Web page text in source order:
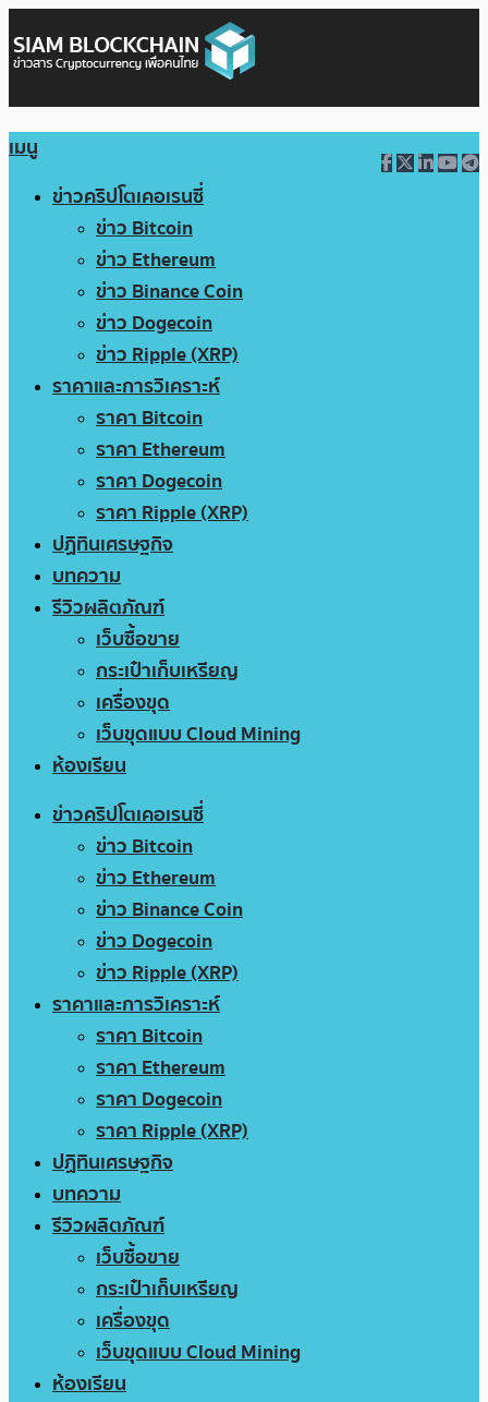
เมนู
ข่าวคริปโตเคอเรนซี่
ข่าว Bitcoin
ข่าว Ethereum
ข่าว Binance Coin
ข่าว Dogecoin
ข่าว Ripple (XRP)
ราคาและการวิเคราะห์
ราคา Bitcoin
ราคา Ethereum
ราคา Dogecoin
ราคา Ripple (XRP)
ปฏิทินเศรษฐกิจ
บทความ
รีวิวผลิตภัณฑ์
เว็บซื้อขาย
กระเป๋าเก็บเหรียญ
เครื่องขุด
เว็บขุดแบบ Cloud Mining
ห้องเรียน
ข่าวคริปโตเคอเรนซี่
ข่าว Bitcoin
ข่าว Ethereum
ข่าว Binance Coin
ข่าว Dogecoin
ข่าว Ripple (XRP)
ราคาและการวิเคราะห์
ราคา Bitcoin
ราคา Ethereum
ราคา Dogecoin
ราคา Ripple (XRP)
ปฏิทินเศรษฐกิจ
บทความ
รีวิวผลิตภัณฑ์
เว็บซื้อขาย
กระเป๋าเก็บเหรียญ
เครื่องขุด
เว็บขุดแบบ Cloud Mining
ห้องเรียน